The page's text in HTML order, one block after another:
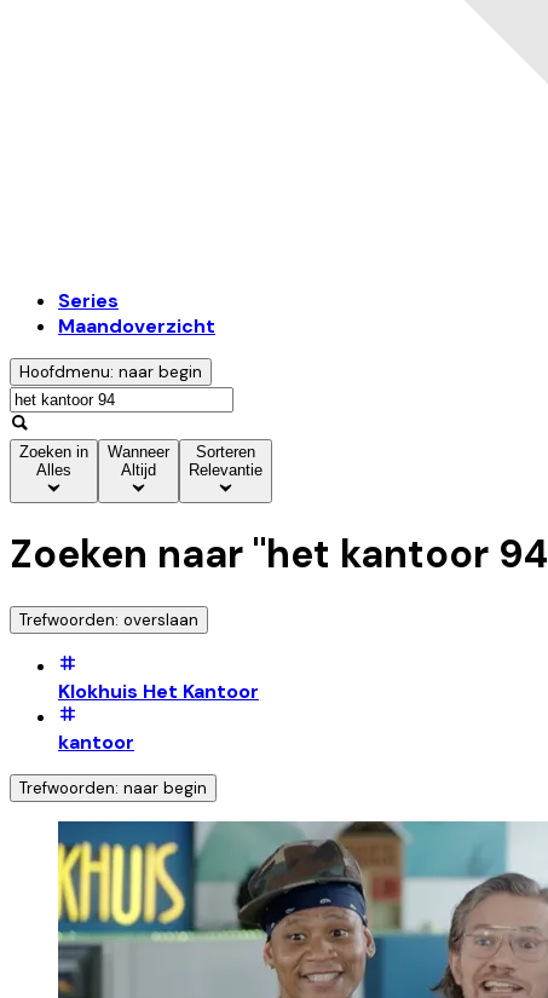
Series
Maandoverzicht
Hoofdmenu: naar begin
Zoeken in
Alles
Wanneer
Altijd
Sorteren
Relevantie
Zoeken naar "het kantoor 94
Trefwoorden: overslaan
Klokhuis Het Kantoor
kantoor
Trefwoorden: naar begin